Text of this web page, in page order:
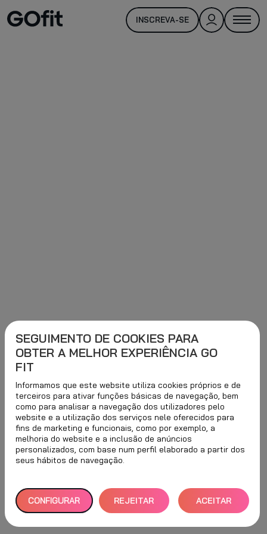
INSCREVA-SE
SEGUIMENTO DE COOKIES PARA
OBTER A MELHOR EXPERIÊNCIA GO
FIT
Informamos que este website utiliza cookies próprios e de
terceiros para ativar funções básicas de navegação, bem
como para analisar a navegação dos utilizadores pelo
website e a utilização dos serviços nele oferecidos para
fins de marketing e funcionais, como por exemplo, a
melhoria do website e a inclusão de anúncios
personalizados, com base num perfil elaborado a partir dos
seus hábitos de navegação.
CONFIGURAR REJEITAR
TUDO
ACEITAR
TODOS